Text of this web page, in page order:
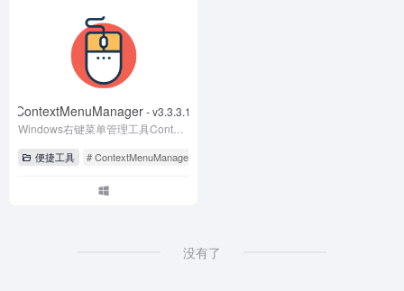
ContextMenuManager- v3.3.3.1
便捷工具 # ContextMenuManager
没有了